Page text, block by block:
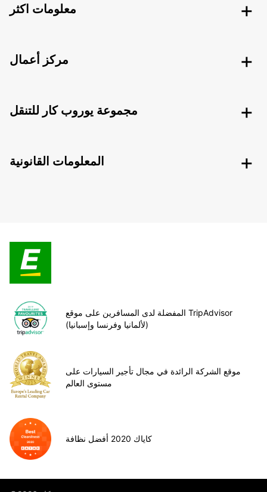
معلومات اكثر
مركز أعمال
مجموعة يوروب كار للتنقل
المعلومات القانونية
المفضلة لدى المسافرين على موقع TripAdvisor
(لألمانيا وفرنسا وإسبانيا)
موقع الشركة الرائدة في مجال تأجير السيارات على
مستوى العالم
كاياك 2020 أفضل نظافة